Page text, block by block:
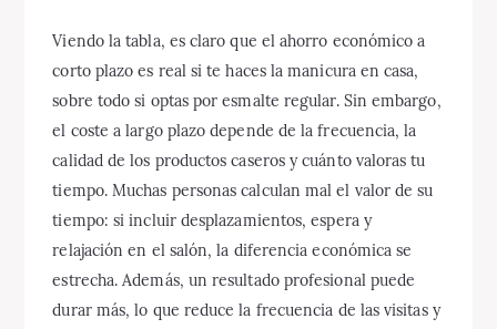
Viendo la tabla, es claro que el ahorro económico a
corto plazo es real si te haces la manicura en casa,
sobre todo si optas por esmalte regular. Sin embargo,
el coste a largo plazo depende de la frecuencia, la
calidad de los productos caseros y cuánto valoras tu
tiempo. Muchas personas calculan mal el valor de su
tiempo: si incluir desplazamientos, espera y
relajación en el salón, la diferencia económica se
estrecha. Además, un resultado profesional puede
durar más, lo que reduce la frecuencia de las visitas y